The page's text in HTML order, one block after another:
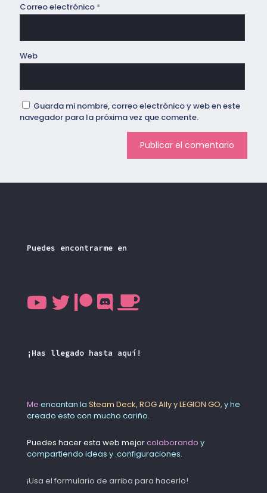
Correo electrónico *
Web
Guarda mi nombre, correo electrónico y web en este
navegador para la próxima vez que comente.
Puedes encontrarme en
¡Has llegado hasta aquí!
Me encantan la Steam Deck, ROG Ally y LEGION GO, y he
creado esto con mucho cariño.
Puedes hacer esta web mejorcolaborando y
compartiendo ideas y .configuraciones.
¡Usa el formulario de arriba para hacerlo!